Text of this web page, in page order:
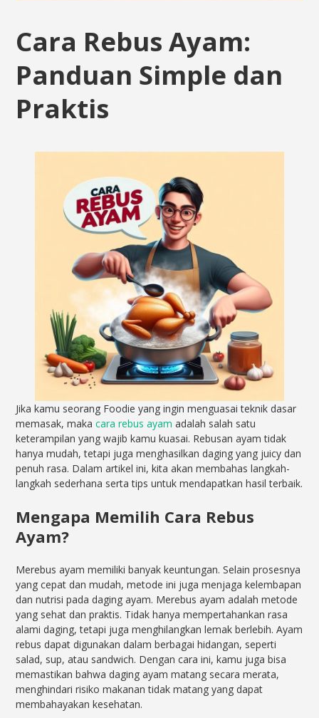
Cara Rebus Ayam:
Panduan Simple dan
Praktis
Jika kamu seorang Foodie yang ingin menguasai teknik dasar
memasak, makacara rebus ayam adalah salah satu
keterampilan yang wajib kamu kuasai. Rebusan ayam tidak
hanya mudah, tetapi juga menghasilkan daging yang juicy dan
penuh rasa. Dalam artikel ini, kita akan membahas langkah-
langkah sederhana serta tips untuk mendapatkan hasil terbaik.
Mengapa Memilih Cara Rebus
Ayam?
Merebus ayam memiliki banyak keuntungan. Selain prosesnya
yang cepat dan mudah, metode ini juga menjaga kelembapan
dan nutrisi pada daging ayam. Merebus ayam adalah metode
yang sehat dan praktis. Tidak hanya mempertahankan rasa
alami daging, tetapi juga menghilangkan lemak berlebih. Ayam
rebus dapat digunakan dalam berbagai hidangan, seperti
salad, sup, atau sandwich. Dengan cara ini, kamu juga bisa
memastikan bahwa daging ayam matang secara merata,
menghindari risiko makanan tidak matang yang dapat
membahayakan kesehatan.